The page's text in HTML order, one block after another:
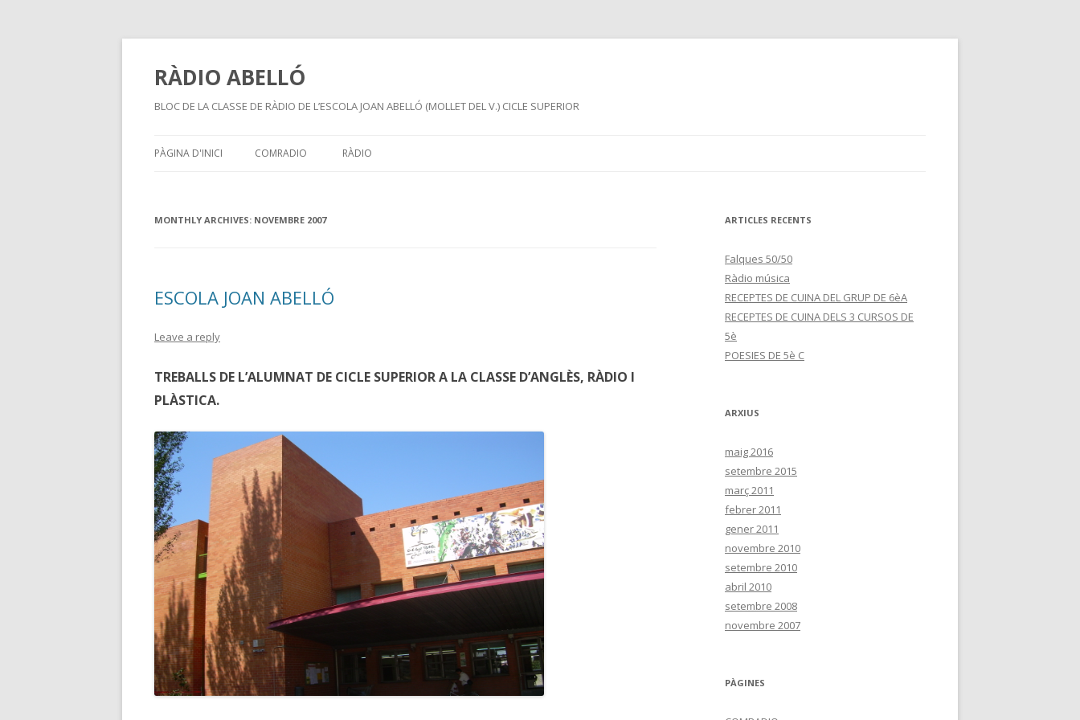
RÀDIO ABELLÓ
BLOC DE LA CLASSE DE RÀDIO DE L’ESCOLA JOAN ABELLÓ (MOLLET DEL V.) CICLE SUPERIOR
PÀGINA D'INICI COMRADIO RÀDIO
MONTHLY ARCHIVES: NOVEMBRE 2007
ESCOLA JOAN ABELLÓ
Leave a reply
TREBALLS DE L’ALUMNAT DE CICLE SUPERIOR A LA CLASSE D’ANGLÈS, RÀDIO I
PLÀSTICA.
ARTICLES RECENTS
Falques 50/50
Ràdio música
RECEPTES DE CUINA DEL GRUP DE 6èA
RECEPTES DE CUINA DELS 3 CURSOS DE
5è
POESIES DE 5è C
ARXIUS
maig 2016
setembre 2015
març 2011
febrer 2011
gener 2011
novembre 2010
setembre 2010
abril 2010
setembre 2008
novembre 2007
PÀGINES